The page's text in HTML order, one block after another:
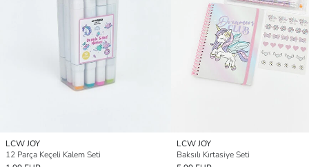
LCW JOY
12 Parça Keçeli Kalem Seti
LCW JOY
Baksılı Kırtasiye Seti